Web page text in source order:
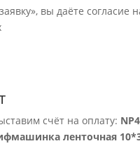
вы даёте согласие
счёт на оплату:
ленточная